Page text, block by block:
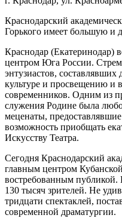
Краснодарский
Горького имеет большую и
Краснодар (Екатеринодар)
центром Юга России.
энтузиастов,
культуре и просвещению и
современников. Одним из
служения Родине была
меценаты,
возможность приобщать
Искусству Театра.
Сегодня Краснодарский
главным центром
востребованным публикой.
130 тысяч зрителей. Не
тридцати спектаклей,
современной драматургии.